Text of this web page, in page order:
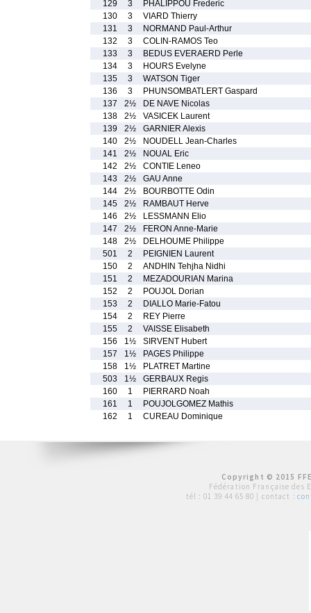
129 3
PHALIPPOU Frederic
130
3
VIARD Thierry
131
3
NORMAND Paul-Arthur
132
3
COLIN-RAMOS Teo
133
3
BEDUS EVERAERD Perle
134
3
HOURS Evelyne
135
3
WATSON Tiger
136
3
PHUNSOMBATLERT Gaspard
137
2½
DE NAVE Nicolas
138
2½
VASICEK Laurent
139
2½
GARNIER Alexis
140
2½
NOUDELL Jean-Charles
141
2½
NOUAL Eric
142
2½
CONTIE Leneo
143
2½
GAU Anne
144
2½
BOURBOTTE Odin
145
2½
RAMBAUT Herve
146
2½
LESSMANN Elio
147
2½
FERON Anne-Marie
148
2½
DELHOUME Philippe
501
2
PEIGNIEN Laurent
150
2
ANDHIN Tehjha Nidhi
151
2
MEZADOURIAN Marina
152
2
POUJOL Dorian
153
2
DIALLO Marie-Fatou
154
2
REY Pierre
155
2
VAISSE Elisabeth
156
1½
SIRVENT Hubert
157
1½
PAGES Philippe
158
1½
PLATRET Martine
503
1½
GERBAUX Regis
160
1
PIERRARD Noah
161
1
POUJOLGOMEZ Mathis
162
1 CUREAU Dominique
Copyright © 2015
Fédération Française des
tél : 01 39 44 65 80 | contact :